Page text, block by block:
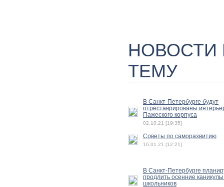
ТЕМУ
В Санкт-Петербурге будут
отреставрированы
Пажеского корпуса
02.10.21 [19:35]
Советы по саморазвитию
16.01.21 [12:21]
В Санкт-Петербурге
продлить осенние
школьников